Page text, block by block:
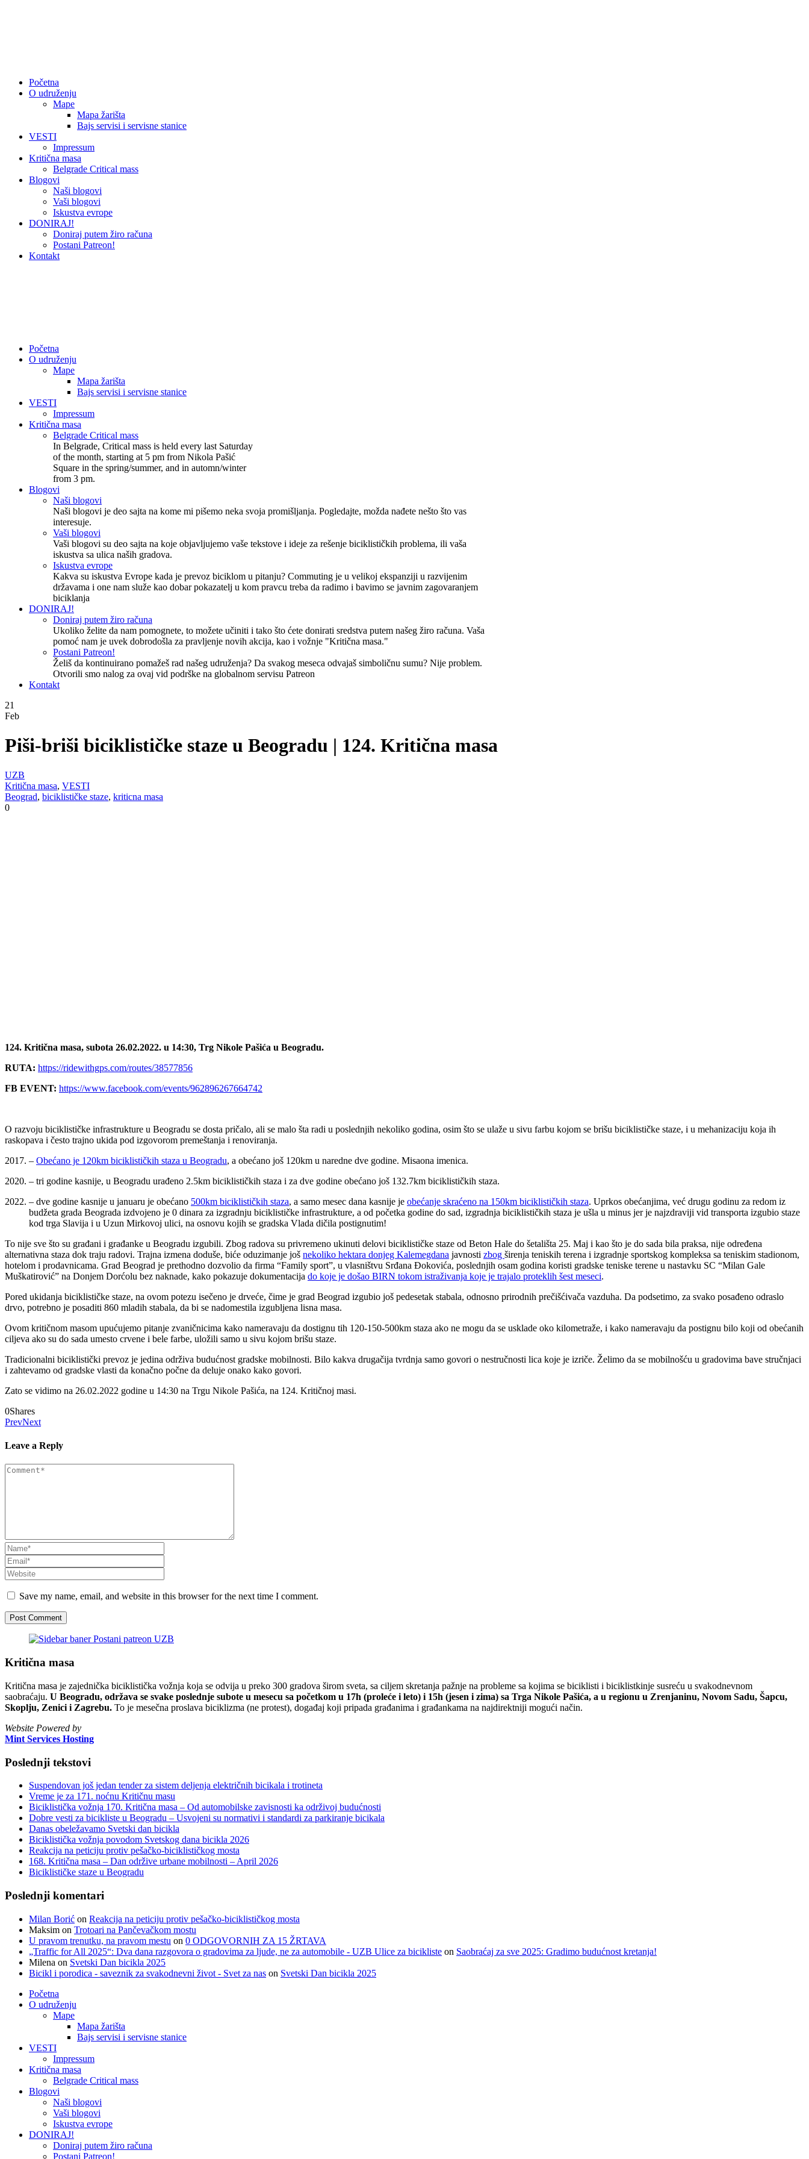
Početna
O udruženju
Mape
Mapa žarišta
Bajs servisi i servisne stanice
VESTI
Impressum
Kritična masa
Belgrade Critical mass
Blogovi
Naši blogovi
Vaši blogovi
Iskustva evrope
DONIRAJ!
Doniraj putem žiro računa
Postani Patreon!
Kontakt
Početna
O udruženju
Mape
Mapa žarišta
Bajs servisi i servisne stanice
VESTI
Impressum
Kritična masa
Belgrade Critical mass
In Belgrade, Critical mass is held every last Saturday
of the month, starting at 5 pm from Nikola Pašić
Square in the spring/summer, and in automn/winter
from 3 pm.
Blogovi
Naši blogovi
Naši blogovi je deo sajta na kome mi pišemo neka svoja promišljanja. Pogledajte, možda nađete nešto što vas
interesuje.
Vaši blogovi
Vaši blogovi su deo sajta na koje objavljujemo vaše tekstove i ideje za rešenje biciklističkih problema, ili vaša
iskustva sa ulica naših gradova.
Iskustva evrope
Kakva su iskustva Evrope kada je prevoz biciklom u pitanju? Commuting je u velikoj ekspanziji u razvijenim
državama i one nam služe kao dobar pokazatelj u kom pravcu treba da radimo i bavimo se javnim zagovaranjem
biciklanja
DONIRAJ!
Doniraj putem žiro računa
Ukoliko želite da nam pomognete, to možete učiniti i tako što ćete donirati sredstva putem našeg žiro računa. Vaša
pomoć nam je uvek dobrodošla za pravljenje novih akcija, kao i vožnje "Kritična masa."
Postani Patreon!
Želiš da kontinuirano pomažeš rad našeg udruženja? Da svakog meseca odvajaš simboličnu sumu? Nije problem.
Otvorili smo nalog za ovaj vid podrške na globalnom servisu Patreon
Kontakt
21
Feb
Piši-briši biciklističke staze u Beogradu | 124. Kritična masa
UZB
Kritična masa, VESTI
Beograd, biciklističke staze, kriticna masa
0
124. Kritična masa, subota 26.02.2022. u 14:30, Trg Nikole Pašića u Beogradu.
RUTA: https://ridewithgps.com/routes/38577856
FB EVENT: https://www.facebook.com/events/962896267664742
O razvoju biciklističke infrastrukture u Beogradu se dosta pričalo, ali se malo šta radi u poslednjih nekoliko godina, osim što se ulaže u sivu farbu kojom se brišu biciklističke staze, i u mehanizaciju koja ih
raskopava i često trajno ukida pod izgovorom premeštanja i renoviranja.
2017. – Obećano je 120km biciklističkih staza u Beogradu, a obećano još 120km u naredne dve godine. Misaona imenica.
2020. – tri godine kasnije, u Beogradu urađeno 2.5km biciklističkih staza i za dve godine obećano još 132.7km biciklističkih staza.
– dve godine kasnije u januaru je obećano 500km biciklističkih staza, a samo mesec dana kasnije je obećanje skraćeno na 150km biciklističkih staza. Uprkos obećanjima, već drugu godinu za redom iz
budžeta grada Beograda izdvojeno je 0 dinara za izgradnju biciklističke infrastrukture, a od početka godine do sad, izgradnja biciklističkih staza je ušla u minus jer je najzdraviji vid transporta izgubio staze
kod trga Slavija i u Uzun Mirkovoj ulici, na osnovu kojih se gradska Vlada dičila postignutim!
To nije sve što su građani i građanke u Beogradu izgubili. Zbog radova su privremeno ukinuti delovi biciklističke staze od Beton Hale do šetališta 25. Maj i kao što je do sada bila praksa, nije određena
alternativna staza dok traju radovi. Trajna izmena doduše, biće oduzimanje još nekoliko hektara donjeg Kalemegdana javnosti zbog širenja teniskih terena i izgradnje sportskog kompleksa sa teniskim stadionom,
hotelom i prodavnicama. Grad Beograd je prethodno dozvolio da firma “Family sport”, u vlasništvu Srđana Đokovića, poslednjih osam godina koristi gradske teniske terene u nastavku SC “Milan Gale
Muškatirović” na Donjem Dorćolu bez naknade, kako pokazuje dokumentacija do koje je došao BIRN tokom istraživanja koje je trajalo proteklih šest meseci.
Pored ukidanja biciklističke staze, na ovom potezu isečeno je drveće, čime je grad Beograd izgubio još pedesetak stabala, odnosno prirodnih prečišćivača vazduha. Da podsetimo, za svako posađeno odraslo
drvo, potrebno je posaditi 860 mladih stabala, da bi se nadomestila izgubljena lisna masa.
Ovom kritičnom masom upućujemo pitanje zvaničnicima kako nameravaju da dostignu tih 120-150-500km staza ako ne mogu da se usklade oko kilometraže, i kako nameravaju da postignu bilo koji od obećanih
ciljeva ako su do sada umesto crvene i bele farbe, uložili samo u sivu kojom brišu staze.
Tradicionalni biciklistički prevoz je jedina održiva budućnost gradske mobilnosti. Bilo kakva drugačija tvrdnja samo govori o nestručnosti lica koje je izriče. Želimo da se mobilnošću u gradovima bave stručnjaci
i zahtevamo od gradske vlasti da konačno počne da deluje onako kako govori.
Zato se vidimo na 26.02.2022 godine u 14:30 na Trgu Nikole Pašića, na 124. Kritičnoj masi.
0Shares
PrevNext
Leave a Reply
Save my name, email, and website in this browser for the next time I comment.
Kritična masa
Kritična masa je zajednička biciklistička vožnja koja se odvija u preko 300 gradova širom sveta, sa ciljem skretanja pažnje na probleme sa kojima se biciklisti i biciklistkinje susreću u svakodnevnom
saobraćaju. U Beogradu, održava se svake poslednje subote u mesecu sa početkom u 17h (proleće i leto) i 15h (jesen i zima) sa Trga Nikole Pašića, a u regionu u Zrenjaninu, Novom Sadu, Šapcu,
Skoplju, Zenici i Zagrebu. To je mesečna proslava biciklizma (ne protest), događaj koji pripada građanima i građankama na najdirektniji mogući način.
Website Powered by
Mint Services Hosting
Poslednji tekstovi
Suspendovan još jedan tender za sistem deljenja električnih bicikala i trotineta
Vreme je za 171. noćnu Kritičnu masu
Biciklistička vožnja 170. Kritična masa – Od automobilske zavisnosti ka održivoj budućnosti
Dobre vesti za bicikliste u Beogradu – Usvojeni su normativi i standardi za parkiranje bicikala
Danas obeležavamo Svetski dan bicikla
Biciklistička vožnja povodom Svetskog dana bicikla 2026
Reakcija na peticiju protiv pešačko-biciklističkog mosta
168. Kritična masa – Dan održive urbane mobilnosti – April 2026
Biciklističke staze u Beogradu
Poslednji komentari
Milan Borić on Reakcija na peticiju protiv pešačko-biciklističkog mosta
Maksim on Trotoari na Pančevačkom mostu
U pravom trenutku, na pravom mestu on 0 ODGOVORNIH ZA 15 ŽRTAVA
„Traffic for All 2025“: Dva dana razgovora o gradovima za ljude, ne za automobile - UZB Ulice za bicikliste on Saobraćaj za sve 2025: Gradimo budućnost kretanja!
Milena on Svetski Dan bicikla 2025
Bicikl i porodica - saveznik za svakodnevni život - Svet za nas on Svetski Dan bicikla 2025
Početna
O udruženju
Mape
Mapa žarišta
Bajs servisi i servisne stanice
VESTI
Impressum
Kritična masa
Belgrade Critical mass
Blogovi
Naši blogovi
Vaši blogovi
Iskustva evrope
DONIRAJ!
Doniraj putem žiro računa
Postani Patreon!